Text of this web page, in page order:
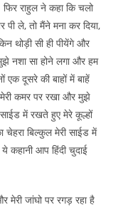
राहुल ने कहा कि चलो
पी ले, तो मैंने मना कर दिया,
थोड़ी सी ही पीयेंगे और
नशा सा होने लगा और हम
एक दूसरे की बाहों में बाहें
कमर पर रखा और मुझे
में रखते हुए मेरे कूल्हों
बिल्कुल मेरी साईड में
कहानी आप हिंदी चुदाई
जांघो पर रगड़ रहा है